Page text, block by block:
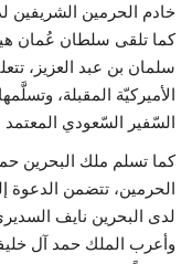
خادم الحرمين الشريفين
كما تلقى سلطان عُمان
سلمان بن عبد العزيز،
الأميركيّة المقبلة،
السّفير السّعودي
كما تسلم ملك البحرين
الحرمين، تتضمن الدعوة
لدى البحرين نايف
وأعرب الملك حمد آل